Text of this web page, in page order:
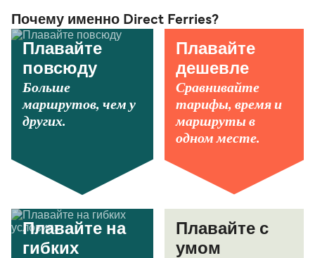
Почему именно Direct Ferries?
Плавайте
повсюду
Больше
маршрутов, чем у
других.
Плавайте
дешевле
Сравнивайте
тарифы, время и
маршруты в
одном месте.
Плавайте на
гибких
Плавайте с
умом